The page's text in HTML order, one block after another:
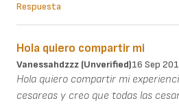
Respuesta
Hola quiero compartir mi
Vanessahdzzz (unverified)16 Sep
Hola quiero compartir mi
cesareas y creo que todas las